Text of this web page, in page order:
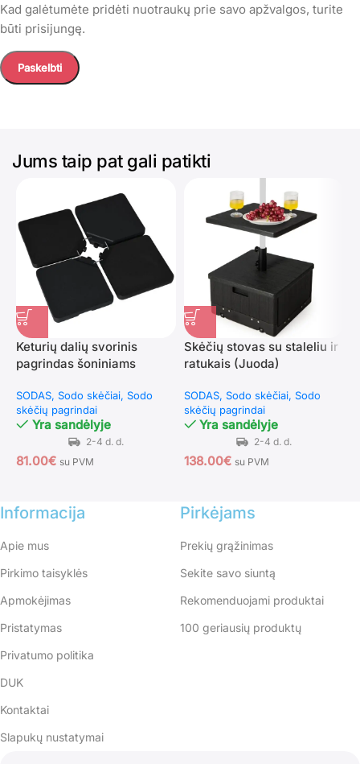
Kad galėtumėte pridėti nuotraukų prie savo apžvalgos, turite
būti prisijungę.
Jums taip pat gali patikti
Keturių dalių svorinis
pagrindas šoniniams
vandeniu ir smėliu
SODAS Sodo skėčiai Sodo
skėčių pagrindai
Yra sandėlyje
81.00€ su PVM
Skėčių stovas su staleliu ir
ratukais (Juoda)
SODAS Sodo skėčiai Sodo
skėčių pagrindai
Yra sandėlyje
138.00€ su PVM
Informacija
Apie mus
Pirkimo taisyklės
Apmokėjimas
Pristatymas
Privatumo politika
DUK
Kontaktai
Slapukų nustatymai
Pirkėjams
Prekių grąžinimas
Sekite savo siuntą
Rekomenduojami produktai
100 geriausių produktų